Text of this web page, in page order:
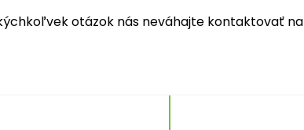
otázok nás neváhajte kontaktovať na